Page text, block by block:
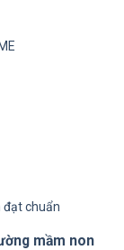
đạt chuẩn
mầm non